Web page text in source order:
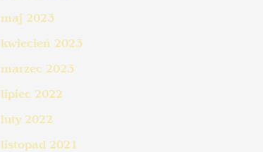
maj 2023
kwiecień 2023
marzec 2023
lipiec 2022
luty 2022
listopad 2021